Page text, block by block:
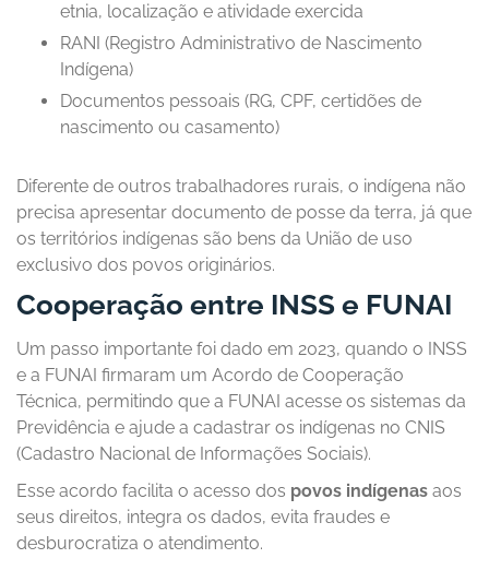
etnia, localização e atividade exercida
RANI (Registro Administrativo de Nascimento
Indígena)
Documentos pessoais (RG, CPF, certidões de
nascimento ou casamento)
Diferente de outros trabalhadores rurais, o indígena não
precisa apresentar documento de posse da terra, já que
os territórios indígenas são bens da União de uso
exclusivo dos povos originários.
Cooperação entre INSS e FUNAI
Um passo importante foi dado em 2023, quando o INSS
e a FUNAI firmaram um Acordo de Cooperação
Técnica, permitindo que a FUNAI acesse os sistemas da
Previdência e ajude a cadastrar os indígenas no CNIS
(Cadastro Nacional de Informações Sociais).
Esse acordo facilita o acesso dos povos indígenas aos
seus direitos, integra os dados, evita fraudes e
desburocratiza o atendimento.